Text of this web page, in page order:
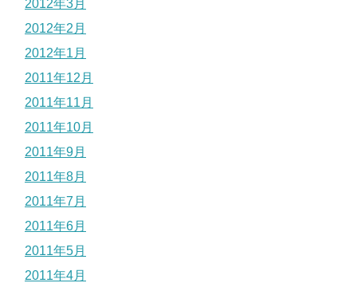
2012年3月
2012年2月
2012年1月
2011年12月
2011年11月
2011年10月
2011年9月
2011年8月
2011年7月
2011年6月
2011年5月
2011年4月